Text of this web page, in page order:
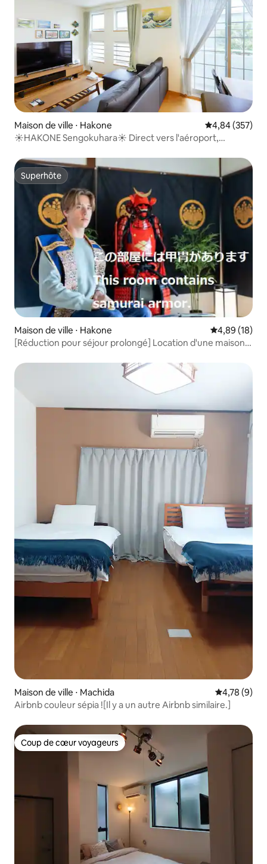
Maison de ville ⋅ Hakone Évaluation
4,84 (357)
☀HAKONE Sengokuhara☀ Direct vers l'aéroport,
Superhôte
Superhôte
Maison de ville ⋅ Hakone Évaluation
4,89 (18)
[Réduction pour séjour prolongé] Location d'une maison
supermarché/maison traditionnelle japonaise/VOD
disponible/parking disponible S.B203
Maison de ville ⋅ Machida Évaluation
4,78 (9)
Airbnb couleur sépia ![Il y a un autre Airbnb similaire.]
Coup de cœur voyageurs
Coup de cœur voyageurs